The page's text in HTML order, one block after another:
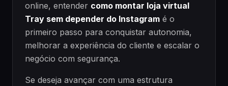
online, entender como montar loja virtual
Tray sem depender do Instagram é o
primeiro passo para conquistar autonomia,
melhorar a experiência do cliente e escalar o
negócio com segurança.
Se deseja avançar com uma estrutura